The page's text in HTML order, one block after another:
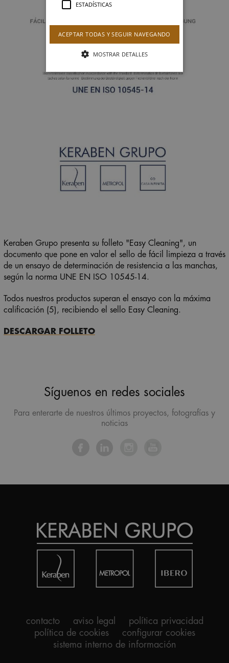
Keraben Grupo presenta su folleto "Easy Cleaning", un
documento que pone en valor el sello de fácil limpieza a través
de un ensayo de determinación de resistencia a las manchas,
según la norma UNE EN ISO 10545-14.
Todos nuestros productos superan el ensayo con la máxima
calificación (5), recibiendo el sello Easy Cleaning.
DESCARGAR FOLLETO
Síguenos en redes sociales
Para enterarte de nuestros últimos proyectos, fotografías y
noticias
contacto aviso legal
política privacidad
política de cookies
configurar cookies
sistema interno de información
ESTADÍSTICAS
ACEPTAR TODAS Y SEGUIR NAVEGANDO
MOSTRAR DETALLES